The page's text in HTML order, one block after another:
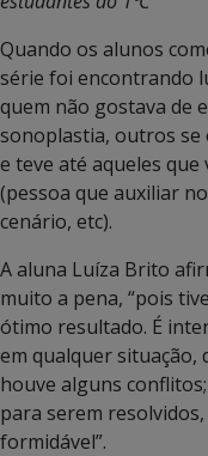
Quando os alunos
série foi encontrando
quem não gostava de
sonoplastia, outros
e teve até aqueles
(pessoa que auxiliar
cenário, etc).
A aluna Luíza Brito
muito a pena, “pois
ótimo resultado. É
em qualquer
houve alguns
para serem
formidável”.